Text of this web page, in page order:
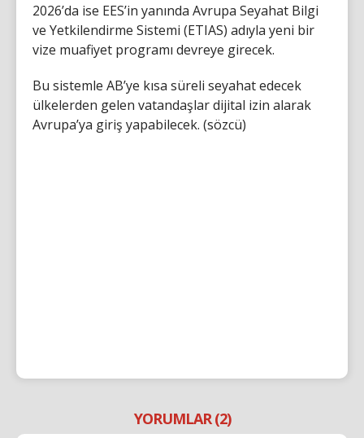
2026’da ise EES’in yanında Avrupa Seyahat Bilgi
ve Yetkilendirme Sistemi (ETIAS) adıyla yeni bir
vize muafiyet programı devreye girecek.
Bu sistemle AB’ye kısa süreli seyahat edecek
ülkelerden gelen vatandaşlar dijital izin alarak
Avrupa’ya giriş yapabilecek. (sözcü)
YORUMLAR (2)